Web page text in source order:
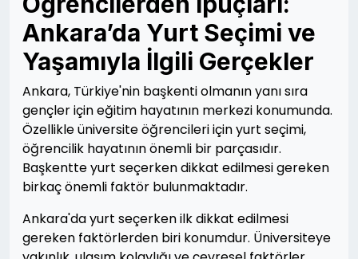
Ankara’da Yurt Seçimi ve
Yaşamıyla İlgili Gerçekler
Ankara, Türkiye'nin başkenti olmanın yanı sıra
gençler için eğitim hayatının merkezi konumunda.
Özellikle üniversite öğrencileri için yurt seçimi,
öğrencilik hayatının önemli bir parçasıdır.
Başkentte yurt seçerken dikkat edilmesi gereken
birkaç önemli faktör bulunmaktadır.
Ankara'da yurt seçerken ilk dikkat edilmesi
gereken faktörlerden biri konumdur. Üniversiteye